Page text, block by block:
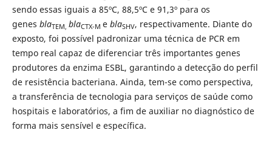
sendo essas iguais a 85ºC, 88,5ºC e 91,3º para os
genes blaTEM, blaCTX-M e blaSHV, respectivamente. Diante do
exposto, foi possível padronizar uma técnica de PCR em
tempo real capaz de diferenciar três importantes genes
produtores da enzima ESBL, garantindo a detecção do perfil
de resistência bacteriana. Ainda, tem-se como perspectiva,
a transferência de tecnologia para serviços de saúde como
hospitais e laboratórios, a fim de auxiliar no diagnóstico de
forma mais sensível e específica.